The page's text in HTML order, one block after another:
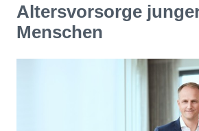
Altersvorsorge
Menschen